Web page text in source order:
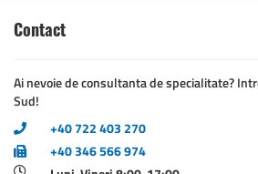
Contact
Ai nevoie de consultanta de specialitate?
Sud!
+40 722 403 270
+40 346 566 974